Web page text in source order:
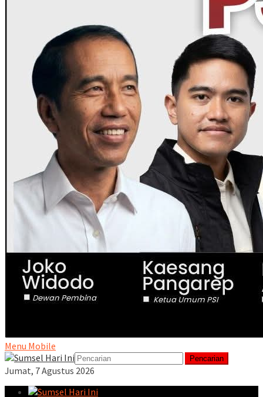
Menu Mobile
Pencarian
Jumat, 7 Agustus 2026